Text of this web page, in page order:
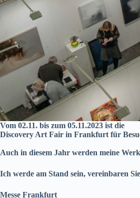
Vom 02.11. bis zum 05.11.2023 ist die
Discovery Art Fair in Frankfurt für
Auch in diesem Jahr werden meine
Ich werde am Stand sein, vereinbaren
Messe Frankfurt